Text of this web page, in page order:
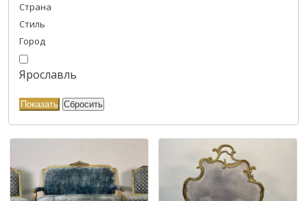
Страна
Стиль
Город
Ярославль